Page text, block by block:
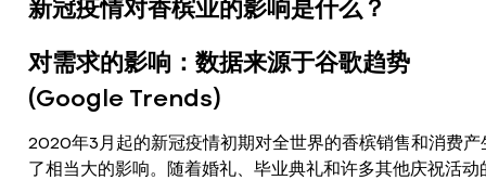
新冠疫情对香槟业的影响是什么？
对需求的影响：数据来源于谷歌趋势
(Google Trends)
2020年3月起的新冠疫情初期对全世界的香槟销售和消费产
了相当大的影响。随着婚礼、毕业典礼和许多其他庆祝活动